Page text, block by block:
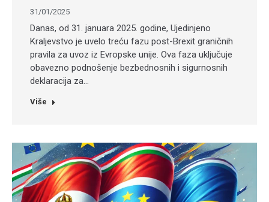
31/01/2025
Danas, od 31. januara 2025. godine, Ujedinjeno
Kraljevstvo je uvelo treću fazu post-Brexit graničnih
pravila za uvoz iz Evropske unije. Ova faza uključuje
obavezno podnošenje bezbednosnih i sigurnosnih
deklaracija za…
Više